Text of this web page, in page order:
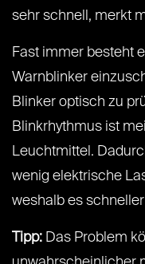
sehr schnell, merkt
Fast immer besteht
Warnblinker
Blinker optisch zu
Blinkrhythmus ist
Leuchtmittel.
wenig elektrische
weshalb es
Tipp: Das Problem